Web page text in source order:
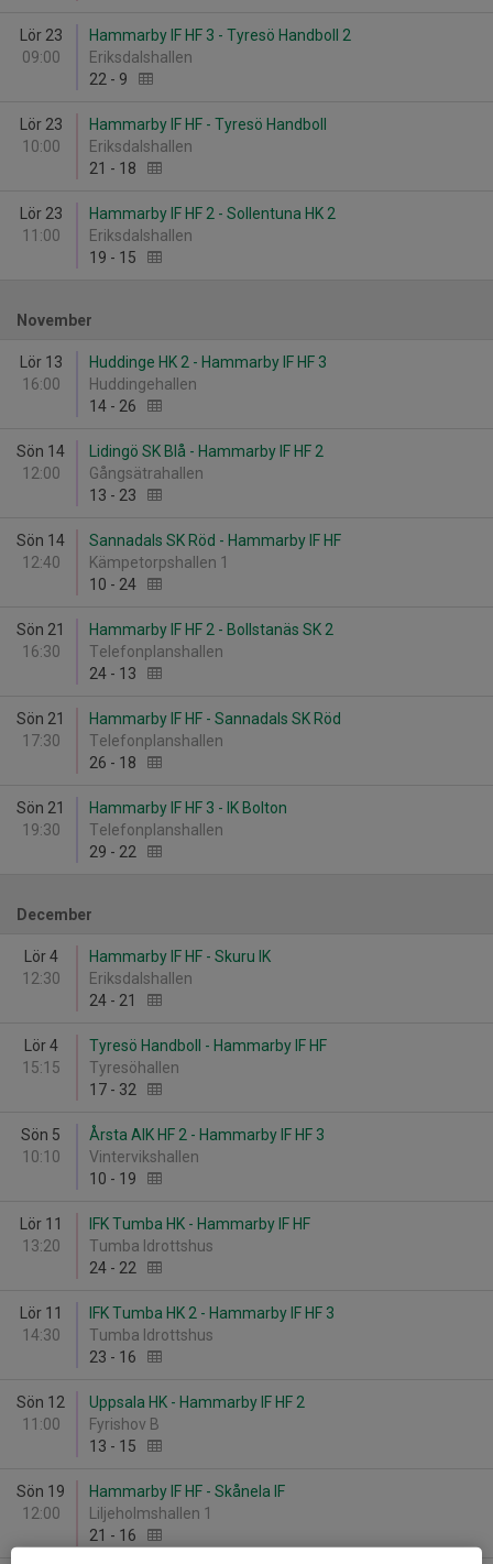
Lör 23
09:00
Hammarby IF HF 3 - Tyresö Handboll 2
Eriksdalshallen
22 - 9
Lör 23
10:00
Hammarby IF HF - Tyresö Handboll
Eriksdalshallen
21 - 18
Lör 23
11:00
Hammarby IF HF 2 - Sollentuna HK 2
Eriksdalshallen
19 - 15
November
Lör 13
16:00
Huddinge HK 2 - Hammarby IF HF 3
Huddingehallen
14 - 26
Sön 14
12:00
Lidingö SK Blå - Hammarby IF HF 2
Gångsätrahallen
13 - 23
Sön 14
12:40
Sannadals SK Röd - Hammarby IF HF
Kämpetorpshallen 1
10 - 24
Sön 21
16:30
Hammarby IF HF 2 - Bollstanäs SK 2
Telefonplanshallen
24 - 13
Sön 21
17:30
Hammarby IF HF - Sannadals SK Röd
Telefonplanshallen
26 - 18
Sön 21
19:30
Hammarby IF HF 3 - IK Bolton
Telefonplanshallen
29 - 22
December
Lör 4
12:30
Hammarby IF HF - Skuru IK
Eriksdalshallen
24 - 21
Lör 4
15:15
Tyresö Handboll - Hammarby IF HF
Tyresöhallen
17 - 32
Sön 5
10:10
Årsta AIK HF 2 - Hammarby IF HF 3
Vintervikshallen
10 - 19
Lör 11
13:20
IFK Tumba HK - Hammarby IF HF
Tumba Idrottshus
24 - 22
Lör 11
14:30
IFK Tumba HK 2 - Hammarby IF HF 3
Tumba Idrottshus
23 - 16
Sön 12
11:00
Uppsala HK - Hammarby IF HF 2
Fyrishov B
13 - 15
Sön 19
12:00
Hammarby IF HF - Skånela IF
Liljeholmshallen 1
21 - 16